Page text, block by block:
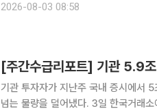
온으로부터 단행된 전략적 투자(SI)가
2026-08-03 08:58
[주간수급리포트] 기관 5.9
기관 투자자가 지난주 국내 증시에서
넘는 물량을 덜어냈다. 3일 한국거래소에 따르면 지난주(27~31일) 코스피 지수는 전주 대비 95.17